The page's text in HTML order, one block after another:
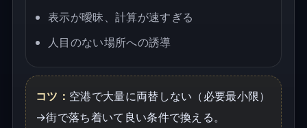
表示が曖昧、計算が速すぎる
人目のない場所への誘導
コツ： 空港で大量に両替しない（必要最小限）
→街で落ち着いて良い条件で換える。